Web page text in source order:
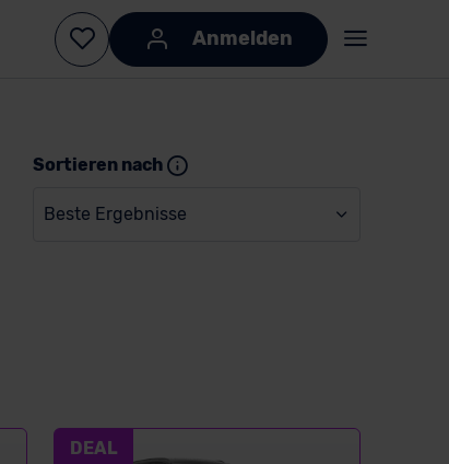
Anmelden
Sortieren nach
Beste Ergebnisse
DEAL